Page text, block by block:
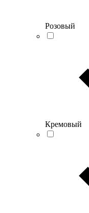
Розовый
Кремовый